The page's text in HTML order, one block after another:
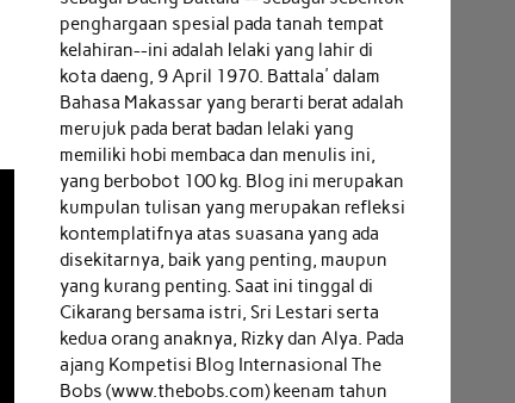
penghargaan spesial pada tanah tempat
kelahiran--ini adalah lelaki yang lahir di
kota daeng, 9 April 1970. Battala' dalam
Bahasa Makassar yang berarti berat adalah
merujuk pada berat badan lelaki yang
memiliki hobi membaca dan menulis ini,
yang berbobot 100 kg. Blog ini merupakan
kumpulan tulisan yang merupakan refleksi
kontemplatifnya atas suasana yang ada
disekitarnya, baik yang penting, maupun
yang kurang penting. Saat ini tinggal di
Cikarang bersama istri, Sri Lestari serta
kedua orang anaknya, Rizky dan Alya. Pada
ajang Kompetisi Blog Internasional The
Bobs (www.thebobs.com) keenam tahun